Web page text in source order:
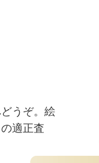
うぞ。絵
適正査